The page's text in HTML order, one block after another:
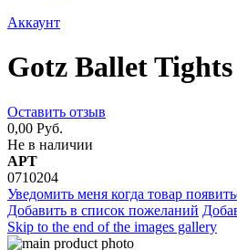
Аккаунт
Gotz Ballet
Оставить отзыв
0,00 Руб.
Не в наличии
АРТ
0710204
Уведомить меня когда товар
Добавить в список пожеланий
Skip to the end of the images gallery